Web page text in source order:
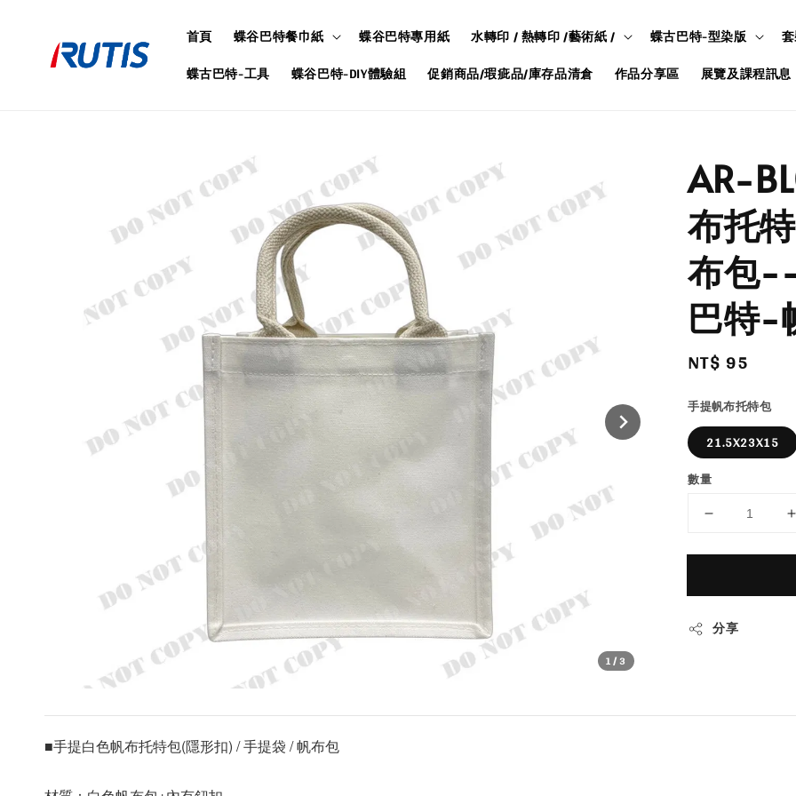
首頁 蝶谷巴特餐巾紙 蝶谷巴特專用紙 水轉印 / 熱轉印 /藝術紙 / 蝶古巴特-型染版
蝶古巴特-工具
蝶谷巴特-DIY體驗組 促銷商品/瑕疵品/庫存品清倉 作品分享區 展覽及課程訊息
1/3
AR-
布托
布包
巴特-
Regular
NT$ 95
手提帆布托特包
21.5X23X15
數量
分享
■手提白色帆布托特包(隱形扣) / 手提袋 / 帆布包